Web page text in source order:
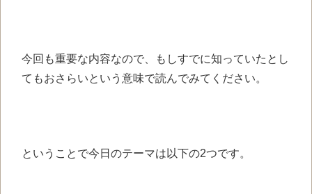
今回も重要な内容なので、もしすでに知っていたとし
てもおさらいという意味で読んでみてください。
ということで今日のテーマは以下の2つです。